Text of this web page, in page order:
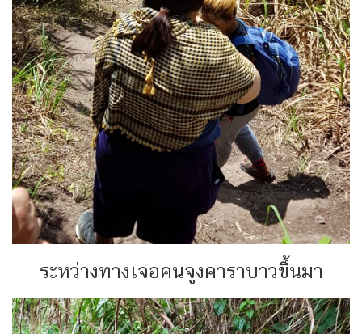
ระหว่างทางเจอคนจูงคาราบาวขึ้นมา